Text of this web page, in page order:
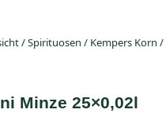
/Spirituosen / Kempers Korn /
Minze 25×0,02l